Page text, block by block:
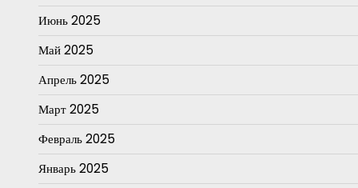
Июнь 2025
Май 2025
Апрель 2025
Март 2025
Февраль 2025
Январь 2025